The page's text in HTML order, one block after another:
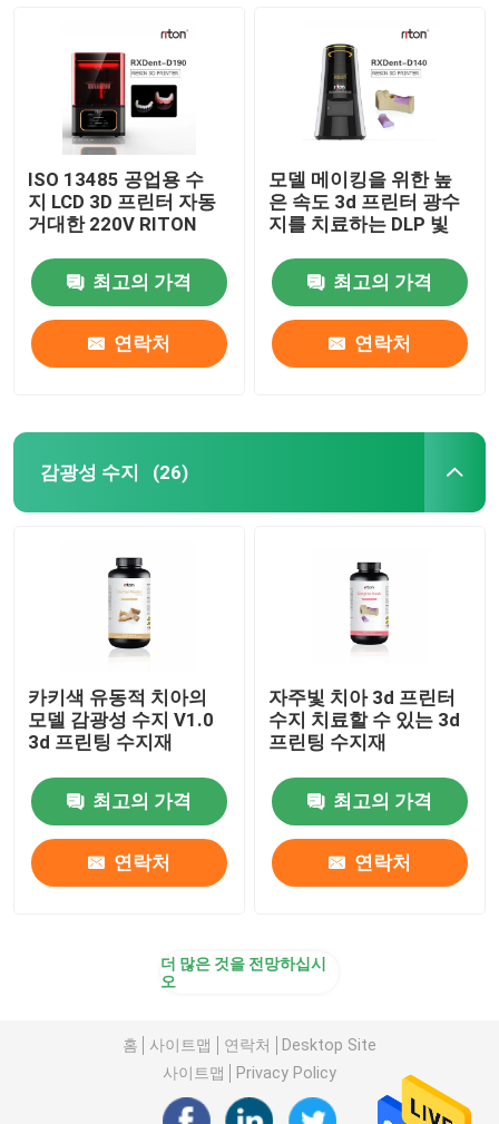
ISO 13485 공업용 수
지 LCD 3D 프린터 자동
거대한 220V RITON
최고의 가격
연락처
모델 메이킹을 위한 높
은 속도 3d 프린터 광수
지를 치료하는 DLP 빛
최고의 가격
연락처
감광성 수지 (26)
카키색 유동적 치아의
모델 감광성 수지 V1.0
3d 프린팅 수지재
최고의 가격
연락처
자주빛 치아 3d 프린터
수지 치료할 수 있는 3d
프린팅 수지재
최고의 가격
연락처
더 많은 것을 전망하십시
오
홈 사이트맵 연락처
Desktop Site
사이트맵
Privacy Policy